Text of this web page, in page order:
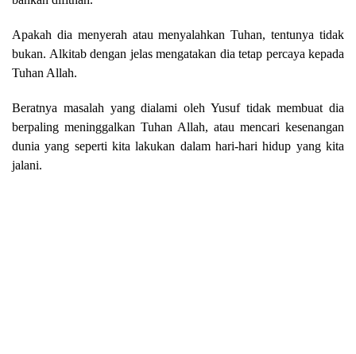
Apakah dia menyerah atau menyalahkan Tuhan, tentunya tidak
bukan. Alkitab dengan jelas mengatakan dia tetap percaya kepada
Tuhan Allah.
Beratnya masalah yang dialami oleh Yusuf tidak membuat dia
berpaling meninggalkan Tuhan Allah, atau mencari kesenangan
dunia yang seperti kita lakukan dalam hari-hari hidup yang kita
jalani.